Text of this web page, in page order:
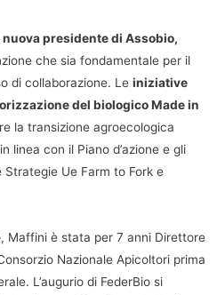
presidente di Assobio,
che sia fondamentale per il
di collaborazione. Le iniziative
del biologico Made in
la transizione agroecologica
linea con il Piano d’azione e gli
Ue Farm to Fork e
Maffini è stata per 7 anni Direttore
Nazionale Apicoltori prima
L’augurio di FederBio si